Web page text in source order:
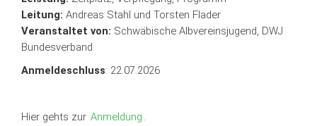
Leitung: Andreas Stahl und Torsten Flader
Veranstaltet von: Schwäbische Albvereinsjugend, DWJ
Bundesverband
Anmeldeschluss: 22.07.2026
Hier gehts zur Anmeldung .